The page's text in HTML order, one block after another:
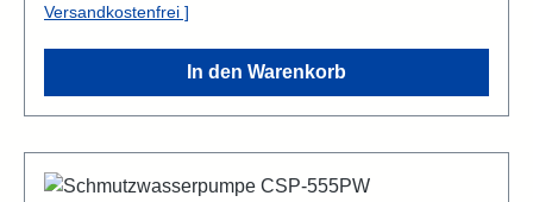
Versandkostenfrei ]
In den Warenkorb